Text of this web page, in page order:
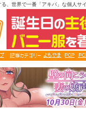
、世界で一番「アキバ」な個人サ